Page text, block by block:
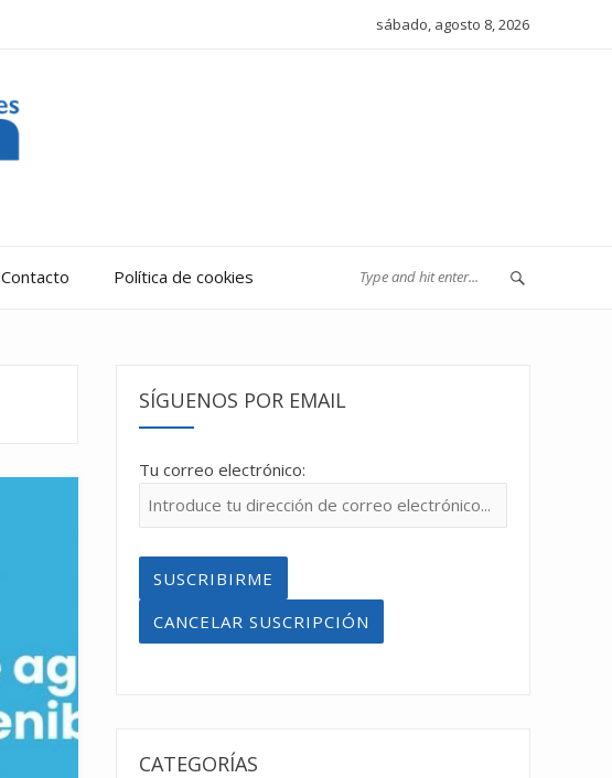
sábado, agosto 8, 2026
Contacto Política de cookies
SÍGUENOS POR EMAIL
Tu correo electrónico:
CATEGORÍAS